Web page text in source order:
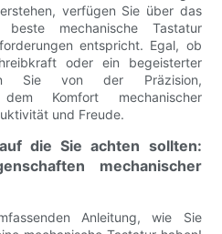
verfügen Sie über das
mechanische Tastatur
entspricht. Egal, ob
oder ein begeisterter
Sie von der Präzision,
Komfort mechanischer
und Freude.
die Sie achten sollten:
mechanischer
Anleitung, wie Sie